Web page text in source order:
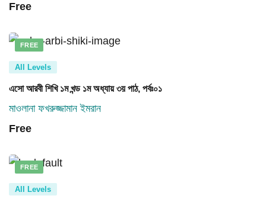
Free
FREE
All Levels
এসো আরবী শিখি ১ম খন্ড ১ম অধ্যায় ৩য় পাঠ, পর্বঃ০১
মাওলানা ফখরুজ্জামান ইমরান
Free
FREE
All Levels